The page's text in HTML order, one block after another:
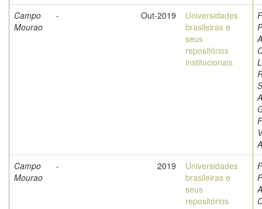
Campo
Mourao
- Out-2019
Universidades
brasileiras e
seus
repositórios
institucionais
Campo
Mourao
- 2019
Universidades
brasileiras e
seus
repositórios